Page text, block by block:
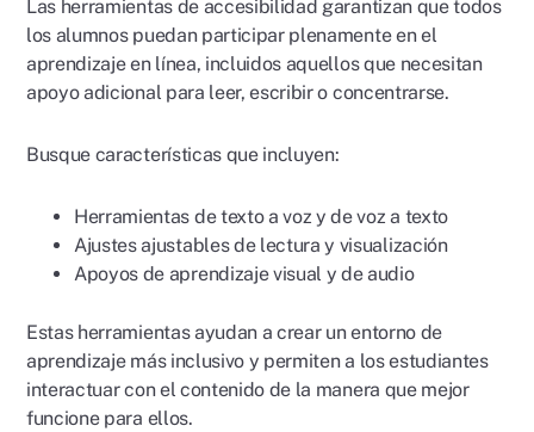
Las herramientas de accesibilidad garantizan que todos
los alumnos puedan participar plenamente en el
aprendizaje en línea, incluidos aquellos que necesitan
apoyo adicional para leer, escribir o concentrarse.
Busque características que incluyen:
Herramientas de texto a voz y de voz a texto
Ajustes ajustables de lectura y visualización
Apoyos de aprendizaje visual y de audio
Estas herramientas ayudan a crear un entorno de
aprendizaje más inclusivo y permiten a los estudiantes
interactuar con el contenido de la manera que mejor
funcione para ellos.